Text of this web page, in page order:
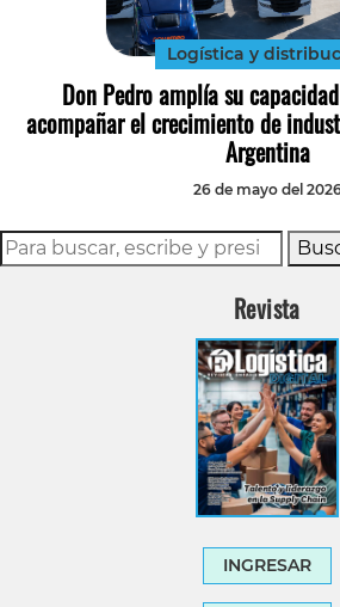
Logística y
Don Pedro amplía su
acompañar el crecimiento de
Argentina
26 de mayo del
Revista
INGRESAR